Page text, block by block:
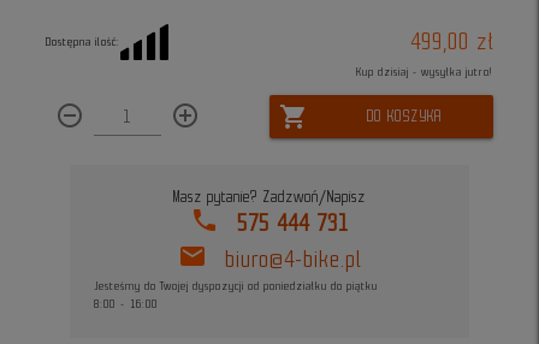
Dostępna ilość: 499,00 zł
Kup dzisiaj - wysyłka jutro!
remove_circle_outline add_circle_outline shopping_cart DO KOSZYKA
Masz pytanie? Zadzwoń/Napisz
phone 575 444 731
mail biuro@4-bike.pl
Jesteśmy do Twojej dyspozycji od poniedziałku do piątku
8:00 - 16:00